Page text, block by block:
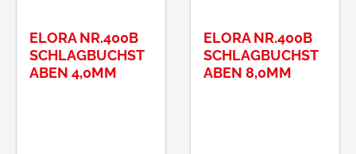
ELORA NR.400B
SCHLAGBUCHST
ABEN 4,0MM
ELORA NR.400B
SCHLAGBUCHST
ABEN 8,0MM